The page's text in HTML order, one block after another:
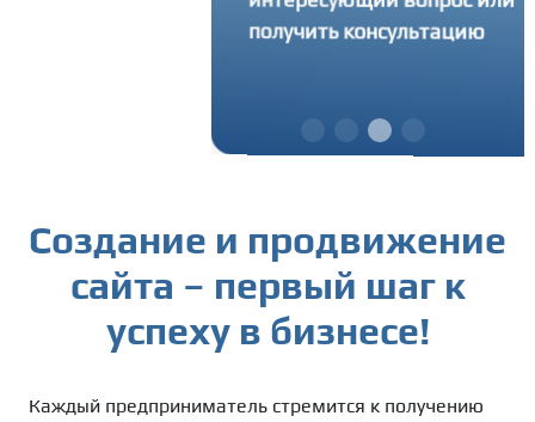
получить консультацию
Создание и продвижение
сайта – первый шаг к
успеху в бизнесе!
Каждый предприниматель стремится к получению